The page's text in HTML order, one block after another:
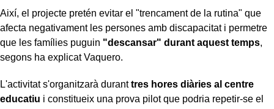
Així, el projecte pretén evitar el "trencament de la rutina" que
afecta negativament les persones amb discapacitat i permetre
que les famílies puguin "descansar" durant aquest temps,
segons ha explicat Vaquero.
L'activitat s'organitzarà duranttres hores diàries al centre
educatiu i constitueix una prova pilot que podria repetir-se el